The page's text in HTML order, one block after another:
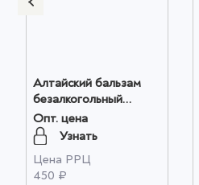
Алтайский бальзам
безалкогольный
"Бальзамы Алтая"
Здоровые суставы
250мл оптом
Опт. цена
Узнать
Цена РРЦ
450 ₽